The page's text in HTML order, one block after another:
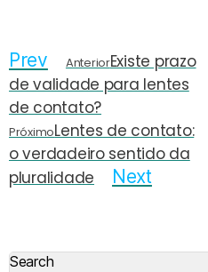
Prev AnteriorExiste prazo
de validade para lentes
de contato?
PróximoLentes de contato:
o verdadeiro sentido da
pluralidade
Next
Search